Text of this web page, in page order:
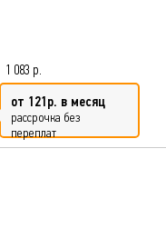
1 083 р.
от 121р. в месяц
рассрочка без
переплат